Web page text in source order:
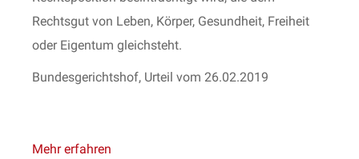
Rechtsgut von Leben, Körper, Gesundheit, Freiheit
oder Eigentum gleichsteht.
Bundesgerichtshof, Urteil vom 26.02.2019
Mehr erfahren